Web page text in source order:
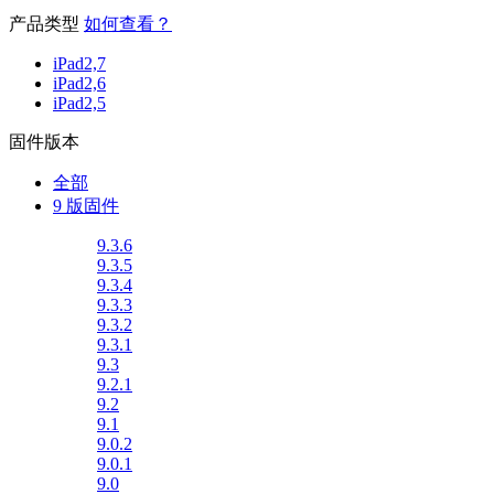
产品类型 如何查看？
iPad2,7
iPad2,6
iPad2,5
固件版本
全部
9 版固件
9.3.6
9.3.5
9.3.4
9.3.3
9.3.2
9.3.1
9.3
9.2.1
9.2
9.1
9.0.2
9.0.1
9.0